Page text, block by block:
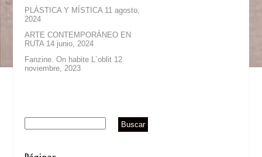
PLÁSTICA Y MÍSTICA 11 agosto,
2024
ARTE CONTEMPORÁNEO EN
RUTA 14 junio, 2024
Fanzine. On habite L´oblit 12
noviembre, 2023